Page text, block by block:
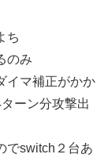
ち
のみ
イマ補正がかか
ーン分攻撃出
でswitch２台あ